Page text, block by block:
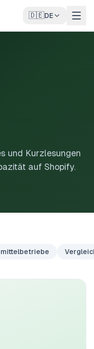
🇩🇪DE
und Kurzlesungen
auf Shopify.